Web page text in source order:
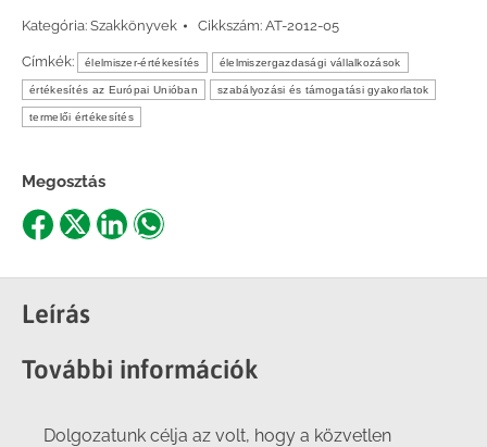
Kategória: Szakkönyvek Cikkszám: AT-2012-05
Címkék: élelmiszer-értékesítés élelmiszergazdasági vállalkozások
értékesítés az Európai Unióban szabályozási és támogatási gyakorlatok
termelői értékesítés
Megosztás
Share
Facebook
Share
X
ShareShare
Leírás
További információk
Dolgozatunk célja az volt, hogy a közvetlen